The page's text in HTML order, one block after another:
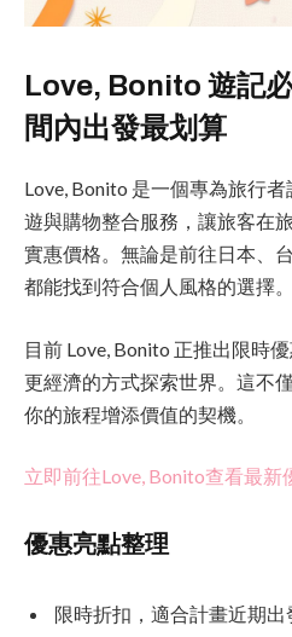
Love, Bonito 遊記
間內出發最划算
Love, Bonito 是一個專為旅行
遊與購物整合服務，讓旅客在
實惠價格。無論是前往日本、
都能找到符合個人風格的選擇。
目前 Love, Bonito 正推出限時
更經濟的方式探索世界。這不
你的旅程增添價值的契機。
立即前往Love, Bonito查看最新
優惠亮點整理
限時折扣，適合計畫近期出